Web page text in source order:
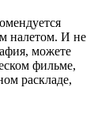
налетом. И не
можете
фильме,
раскладе,